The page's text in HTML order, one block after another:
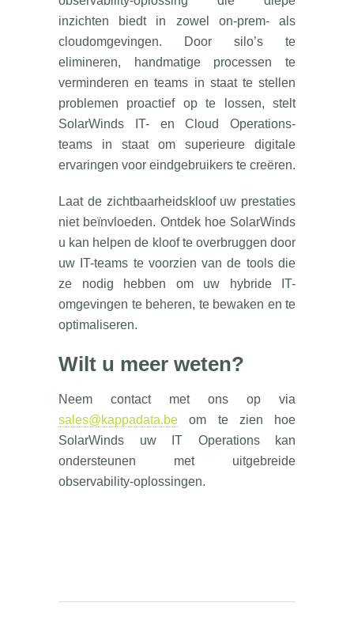
inzichten biedt in zowel on-prem- als
cloudomgevingen. Door silo’s te
elimineren, handmatige processen te
verminderen en teams in staat te stellen
problemen proactief op te lossen, stelt
SolarWinds IT- en Cloud Operations-
teams in staat om superieure digitale
ervaringen voor eindgebruikers te creëren.
Laat de zichtbaarheidskloof uw prestaties
niet beïnvloeden. Ontdek hoe SolarWinds
u kan helpen de kloof te overbruggen door
uw IT-teams te voorzien van de tools die
ze nodig hebben om uw hybride IT-
omgevingen te beheren, te bewaken en te
optimaliseren.
Wilt u meer weten?
Neem contact met ons op via
sales@kappadata.be om te zien hoe
SolarWinds uw IT Operations kan
ondersteunen met uitgebreide
observability-oplossingen.